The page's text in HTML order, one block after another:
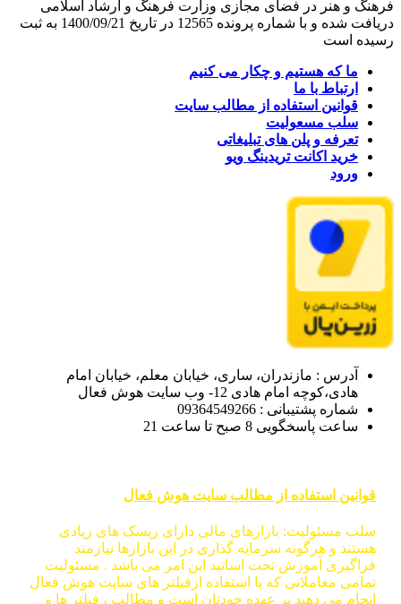
فرهنگ و هنر در فضای مجازی وزارت فرهنگ و ارشاد اسلامی
دریافت شده و با شماره پرونده 12565 در تاریخ 1400/09/21 به ثبت
رسیده است
ما که هستیم و چکار می کنیم
ارتباط با ما
قوانین استفاده از مطالب سایت
سلب مسعولیت
تعرفه و پلن های تبلیغاتی
خرید اکانت تریدینگ ویو
ورود
آدرس : مازندران، ساری، خیابان معلم، خیابان امام
هادی،کوچه امام هادی 12- وب سایت هوش فعال
شماره پشتیبانی : 09364549266
ساعت پاسخگویی 8 صبح تا ساعت 21
قوانین استفاده از مطالب سایت هوش فعال
سلب مسئولیت: بازارهای مالی دارای ریسک های زیادی
هستند و هرگونه سرمایه گذاری در این بازارها نیازمند
فراگیری آموزش تحت اساتید این امر می باشد . مسئولیت
تمامی معاملاتی که با استفاده ازفیلتر های سایت هوش فعال
انجام می دهید بر عهده خودتان است و مطالب ، فیلتر ها و